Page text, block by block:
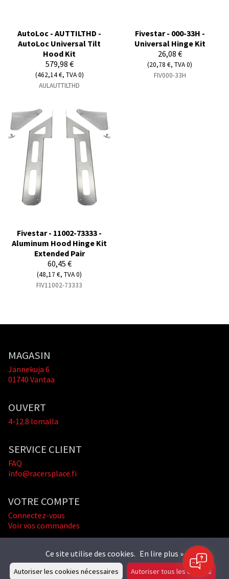
AutoLoc - AUTTILTHD -
AutoLoc Universal Tilt
Hood Kit
579,98 €
(462,14 €, TVA 0)
AULAUTTILTHD
Fivestar - 000-33H -
Universal Hinge Kit
26,08 €
(20,78 €, TVA 0)
FIV000-33H
Fivestar - 11002-73333 -
Aluminum Hood Hinge Kit
Extended Pair
60,45 €
(48,17 €, TVA 0)
FIV11002-73333
MAGASIN
Jännekuja 6
01740 Vantaa
OUVERT
4-12.8 lomalla
SERVICE CLIENT
FAQ
info@racersplace.fi
VOTRE COMPTE
Connectez-vous
Voir vos commandes
Ce site utilise des cookies. En lire plus »
Autoriser les cookies nécessaires Autoriser tous les cookies